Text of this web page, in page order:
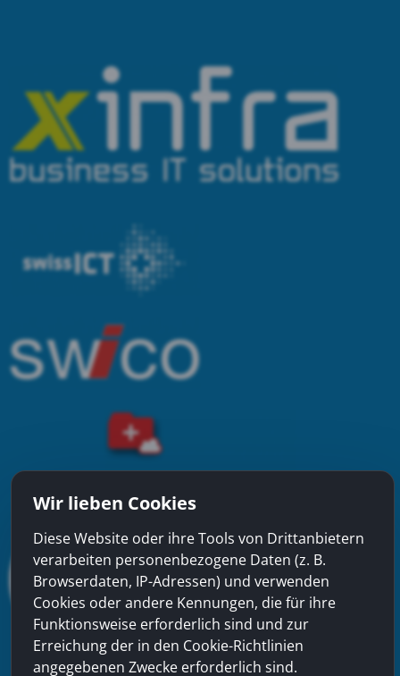
Wir lieben Cookies
Diese Website oder ihre Tools von Drittanbietern
verarbeiten personenbezogene Daten (z. B.
Browserdaten, IP-Adressen) und verwenden
Cookies oder andere Kennungen, die für ihre
Funktionsweise erforderlich sind und zur
Erreichung der in den Cookie-Richtlinien
angegebenen Zwecke erforderlich sind.